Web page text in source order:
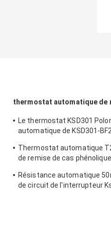
thermostat automatique de
Le thermostat KSD301
automatique de KSD301-
Thermostat automatique
de remise de cas
Résistance automatique
de circuit de l'interrupteur